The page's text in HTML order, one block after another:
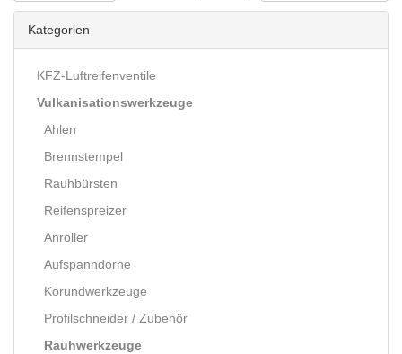
Kategorien
KFZ-Luftreifenventile
Vulkanisationswerkzeuge
Ahlen
Brennstempel
Rauhbürsten
Reifenspreizer
Anroller
Aufspanndorne
Korundwerkzeuge
Profilschneider / Zubehör
Rauhwerkzeuge